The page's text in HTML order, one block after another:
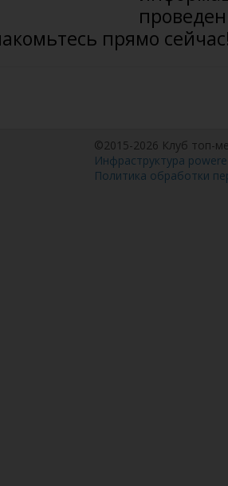
прямо
©2015-2026 Клуб топ-
Инфраструктура
Политика обработки